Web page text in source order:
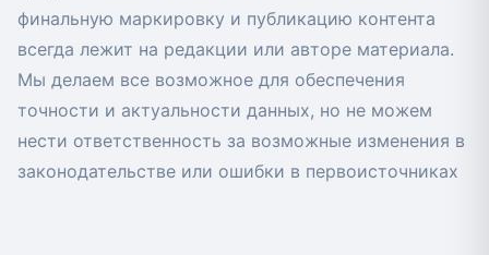
финальную маркировку и публикацию контента
всегда лежит на редакции или авторе материала.
Мы делаем все возможное для обеспечения
точности и актуальности данных, но не можем
нести ответственность за возможные изменения в
законодательстве или ошибки в первоисточниках